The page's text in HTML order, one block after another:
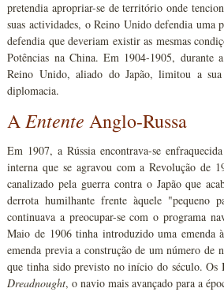
pretendia apropriar-se de território onde
suas actividades, o Reino Unido defendia uma
defendia que deveriam existir as mesmas
Potências na China. Em 1904-1905, durante
Reino Unido, aliado do Japão, limitou a
diplomacia.
AEntente Anglo-Russa
Em 1907, a Rússia encontrava-se
interna que se agravou com a Revolução de
canalizado pela guerra contra o Japão que
derrota humilhante frente àquele "pequeno
continuava a preocupar-se com o programa
Maio de 1906 tinha introduzido uma emenda
emenda previa a construção de um número de
que tinha sido previsto no início do século. Os
Dreadnought, o navio mais avançado para a